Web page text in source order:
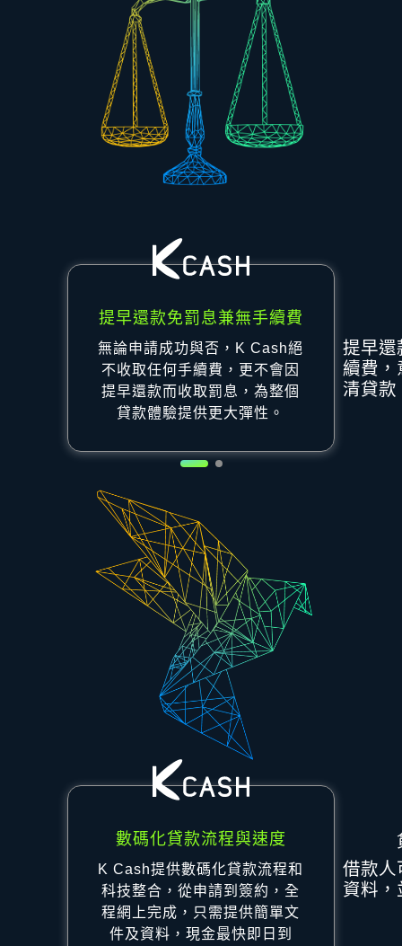
提早還款免罰息兼無手續費
無論申請成功與否，K Cash絕
不收取任何手續費，更不會因
提早還款而收取罰息，為整個
貸款體驗提供更大彈性。
提早還
續費，
清貸款
數碼化貸款流程與速度
K Cash提供數碼化貸款流程和
科技整合，從申請到簽約，全
程網上完成，只需提供簡單文
件及資料，現金最快即日到
借款人
資料，